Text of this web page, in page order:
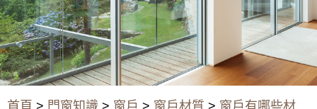
首頁 > 門窗知識 > 窗戶 > 窗戶材質 > 窗戶有哪些材